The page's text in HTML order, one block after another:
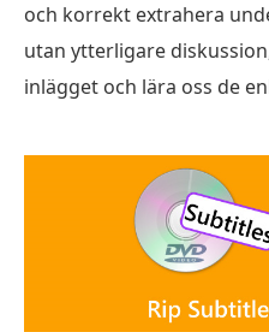
och korrekt extrahera
utan ytterligare
inlägget och lära oss de